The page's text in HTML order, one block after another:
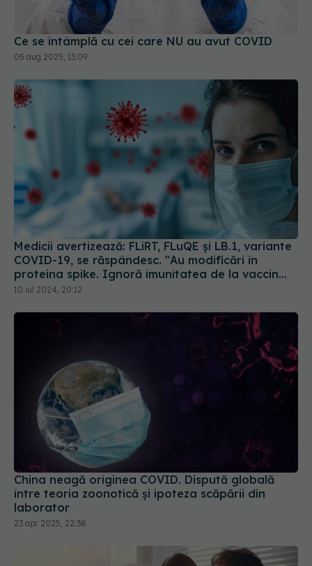
Ce se întâmplă cu cei care NU au avut COVID
05 aug 2025, 13:09
Medicii avertizează: FLiRT, FLuQE și LB.1, variante
COVID-19, se răspândesc. "Au modificări în
proteina spike. Ignoră imunitatea de la vaccin
sau infectarea anterioară
10 iul 2024, 20:12
China neagă originea COVID. Dispută globală
între teoria zoonotică și ipoteza scăpării din
laborator
23 apr 2025, 22:38